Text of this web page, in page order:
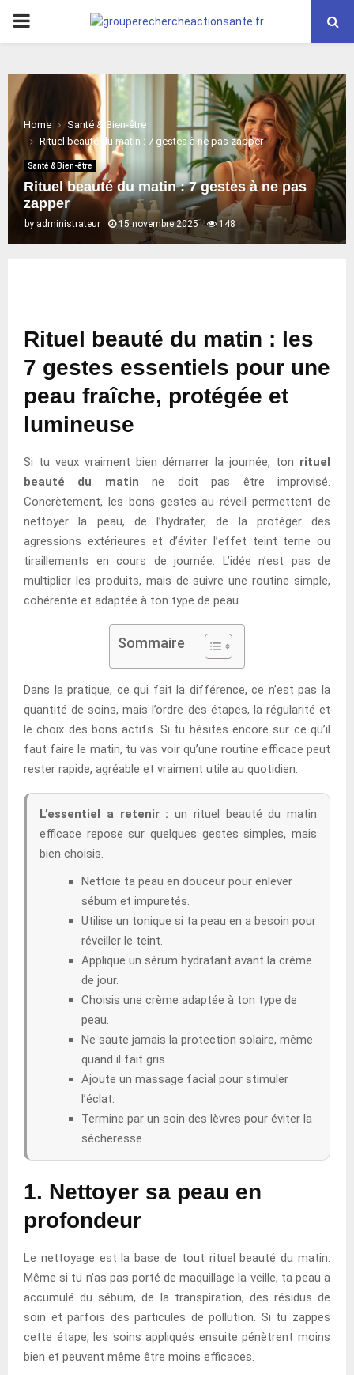
PRIMARY
Home
Santé & Bien-être
Rituel beauté du matin : 7 gestes à ne pas zapper
Santé & Bien-être
Rituel beauté du matin : 7 gestes à ne pas
zapper
by administrateur 15 novembre 2025 148
Rituel beauté du matin : les
7 gestes essentiels pour une
peau fraîche, protégée et
lumineuse
Si tu veux vraiment bien démarrer la journée, ton rituel
beauté du matin ne doit pas être improvisé.
Concrètement, les bons gestes au réveil permettent de
nettoyer la peau, de l’hydrater, de la protéger des
agressions extérieures et d’éviter l’effet teint terne ou
tiraillements en cours de journée. L’idée n’est pas de
multiplier les produits, mais de suivre une routine simple,
cohérente et adaptée à ton type de peau.
Sommaire
Dans la pratique, ce qui fait la différence, ce n’est pas la
quantité de soins, mais l’ordre des étapes, la régularité et
le choix des bons actifs. Si tu hésites encore sur ce qu’il
faut faire le matin, tu vas voir qu’une routine efficace peut
rester rapide, agréable et vraiment utile au quotidien.
L’essentiel a retenir : un rituel beauté du matin
efficace repose sur quelques gestes simples, mais
bien choisis.
Nettoie ta peau en douceur pour enlever
sébum et impuretés.
Utilise un tonique si ta peau en a besoin pour
réveiller le teint.
Applique un sérum hydratant avant la crème
de jour.
Choisis une crème adaptée à ton type de
peau.
Ne saute jamais la protection solaire, même
quand il fait gris.
Ajoute un massage facial pour stimuler
l’éclat.
Termine par un soin des lèvres pour éviter la
sécheresse.
1. Nettoyer sa peau en
profondeur
Le nettoyage est la base de tout rituel beauté du matin.
Même si tu n’as pas porté de maquillage la veille, ta peau a
accumulé du sébum, de la transpiration, des résidus de
soin et parfois des particules de pollution. Si tu zappes
cette étape, les soins appliqués ensuite pénètrent moins
bien et peuvent même être moins efficaces.